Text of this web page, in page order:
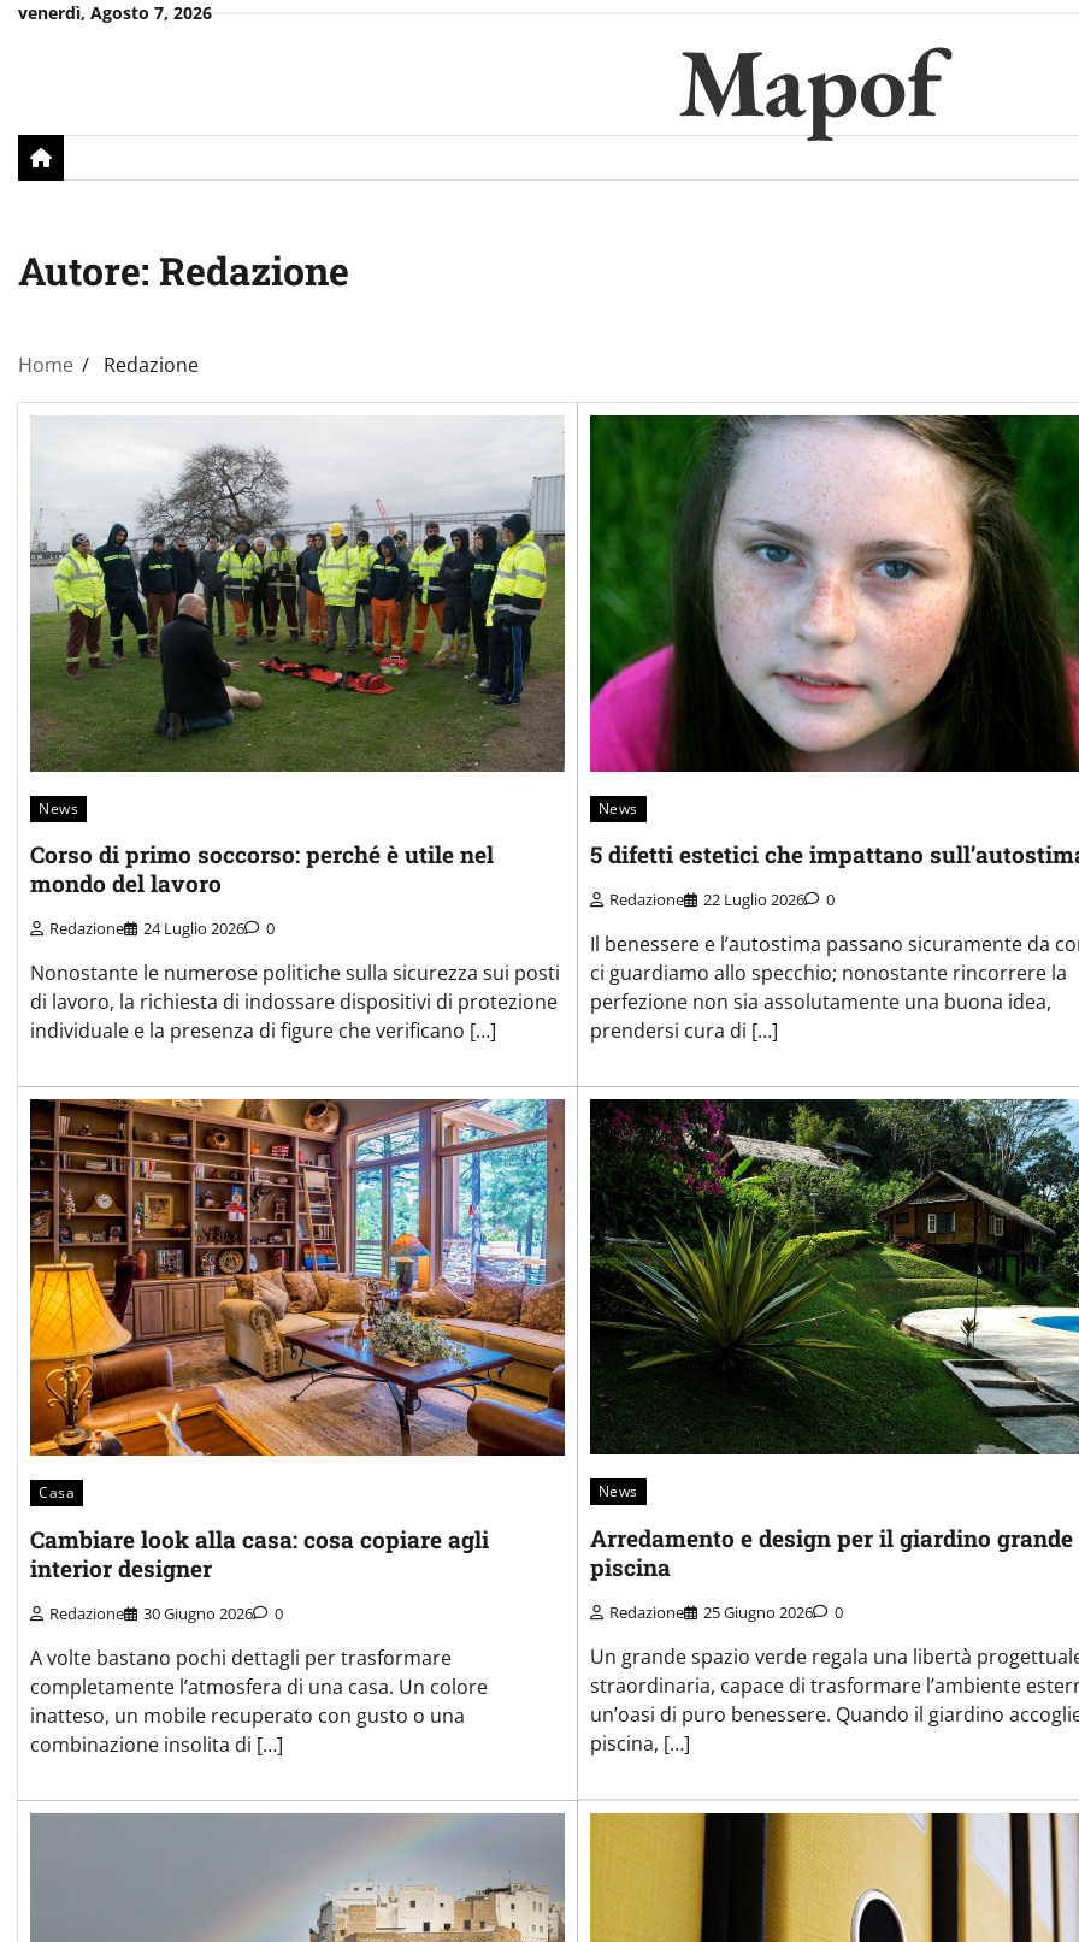
Skipvenerdì, Agosto 7, 2026
Mapof
Autore: Redazione
Home Redazione
News
Corso di primo soccorso: perché è utile nel
mondo del lavoro
Redazione 24 Luglio 2026 0
Nonostante le numerose politiche sulla sicurezza sui posti
di lavoro, la richiesta di indossare dispositivi di protezione
individuale e la presenza di figure che verificano […]
News
5 difetti estetici che impattano
Redazione 22 Luglio 2026 0
Il benessere e l’autostima passano sicuramente da
ci guardiamo allo specchio; nonostante rincorrere la
perfezione non sia assolutamente una buona idea,
prendersi cura di […]
Casa
Cambiare look alla casa: cosa copiare agli
interior designer
Redazione 30 Giugno 2026 0
A volte bastano pochi dettagli per trasformare
completamente l’atmosfera di una casa. Un colore
inatteso, un mobile recuperato con gusto o una
combinazione insolita di […]
News
Arredamento e design per il giardino grande
piscina
Redazione 25 Giugno 2026 0
Un grande spazio verde regala una libertà
straordinaria, capace di trasformare l’ambiente
un’oasi di puro benessere. Quando il giardino
piscina, […]